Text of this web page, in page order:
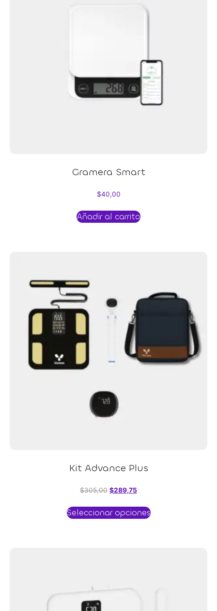
Gramera Smart
$40,00
Añadir al carrito
Kit Advance Plus
$305,00 $289,75
Seleccionar opciones